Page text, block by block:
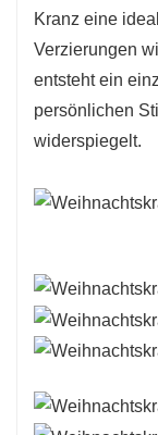
Kranz eine
Verzierungen
entsteht ein
persönlichen
widerspiegelt.